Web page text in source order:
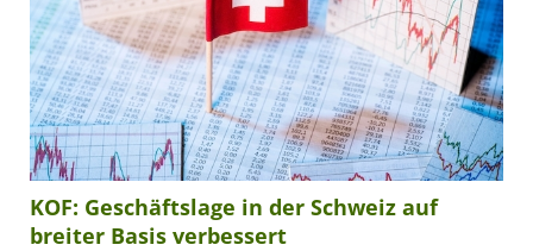
KOF: Geschäftslage in der Schweiz auf
breiter Basis verbessert